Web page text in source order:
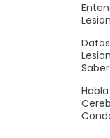
Saber